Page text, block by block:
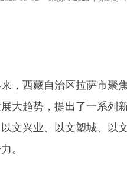
，西藏自治区拉萨市聚
大趋势，提出了一系列
文兴业、以文塑城、以
。